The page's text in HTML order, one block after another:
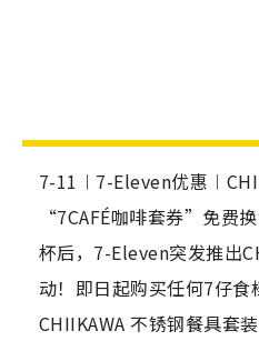
7-11︱7-Eleven优惠
“7CAFÉ咖啡套券”免费
杯后，7-Eleven突发推出
动！即日起购买任何7仔
CHIIKAWA 不锈钢餐具套